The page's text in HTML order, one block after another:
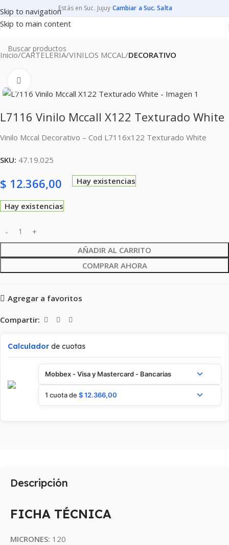
Skip to navigation
Skip to main content
Estás en Suc. Jujuy·Cambiar a Suc. Salta
Inicio CARTELERIA VINILOS MCCAL DECORATIVO
L7116 Vinilo Mccall X122 Texturado White
Vinilo Mccal Decorativo – Cod L7116x122 Texturado White
SKU: 47.19.025
$ 12.366,00 Hay existencias
Hay existencias
AÑADIR AL CARRITO
COMPRAR AHORA
Agregar a favoritos
Compartir:
Calculador de cuotas
Mobbex - Visa y Mastercard - Bancarias
1 cuota de $12.366,00
Descripción
FICHA TÉCNICA
MICRONES: 120